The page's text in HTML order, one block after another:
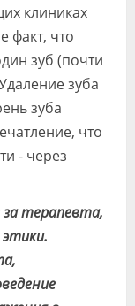
клиниках
факт, что
зуб (почти
зуба
зуба
что
- через
терапевта,